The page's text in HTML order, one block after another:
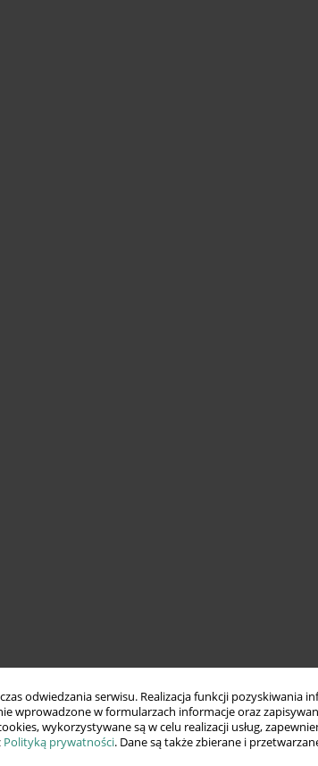
odwiedzania serwisu. Realizacja funkcji pozyskiwania
wprowadzone w formularzach informacje oraz
wykorzystywane są w celu realizacji usług,
Polityką prywatności. Dane są także zbierane i